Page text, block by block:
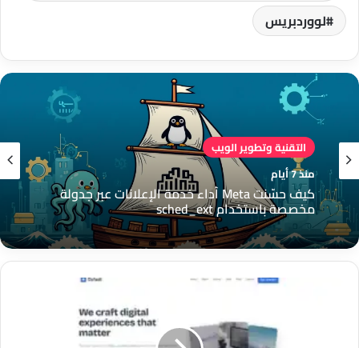
لووردبريس
التقنية وتطوير الويب
منذ 7 أيام
كيف حسّنت Meta أداء خدمة الإعلانات عبر جدولة
مخصصة باستخدام sched_ext